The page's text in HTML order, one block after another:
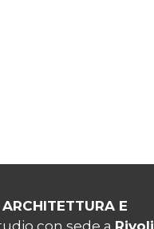
E
con sede a Rivoli